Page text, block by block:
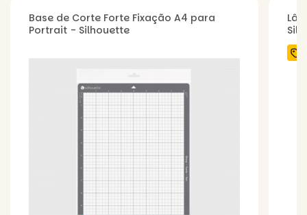
Base de Corte Forte Fixação A4 para
Portrait - Silhouette